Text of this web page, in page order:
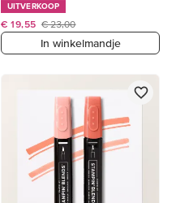
UITVERKOOP
€ 19,55 € 23,00
In winkelmandje